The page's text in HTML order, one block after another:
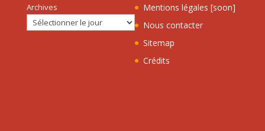
Archives
Mentions légales [soon]
Nous contacter
Sitemap
Crédits